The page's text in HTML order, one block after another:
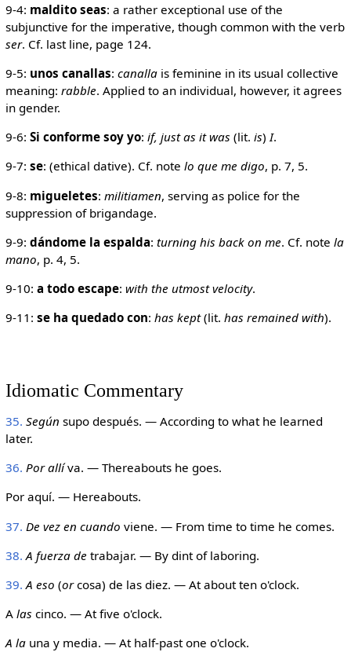
9-4: maldito seas: a rather exceptional use of the
subjunctive for the imperative, though common with the verb
ser. Cf. last line, page 124.
9-5: unos canallas: canallais feminine in its usual collective
meaning: rabble. Applied to an individual, however, it agrees
in gender.
9-6: Si conforme soy yo: if, just as it was (lit. is)I.
9-7: se: (ethical dative). Cf. note lo que me digo, p. 7, 5.
9-8: migueletes: militiamen, serving as police for the
suppression of brigandage.
9-9: dándome la espalda: turning his back on me. Cf. note la
mano, p. 4, 5.
9-10: a todo escape: with the utmost velocity.
9-11: se ha quedado con: has kept(lit. has remained with).
Idiomatic Commentary
35. Según supo después. — According to what he learned
later.
36. Por allíva. — Thereabouts he goes.
Por aquí. — Hereabouts.
37. De vez en cuando viene. — From time to time he comes.
38. A fuerza de trabajar. — By dint of laboring.
39. A eso (orcosa) de las diez. — At about ten o'clock.
A las cinco. — At five o'clock.
A launa y media. — At half-past one o'clock.